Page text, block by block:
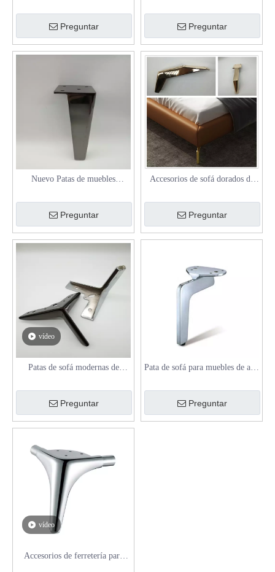
aparadores de la cama de
Chrome del metal de la fábrica
Preguntar
metal espesaron 3 piernas
Preguntar
Nuevo Patas de muebles
modernas
Preguntar
Accesorios de sofá dorados de
en ángulo
Preguntar
vídeo
Patas de sofá modernas de
Foshan
Preguntar
Pata de sofá para muebles de alta
Preguntar
vídeo
Accesorios de ferretería para